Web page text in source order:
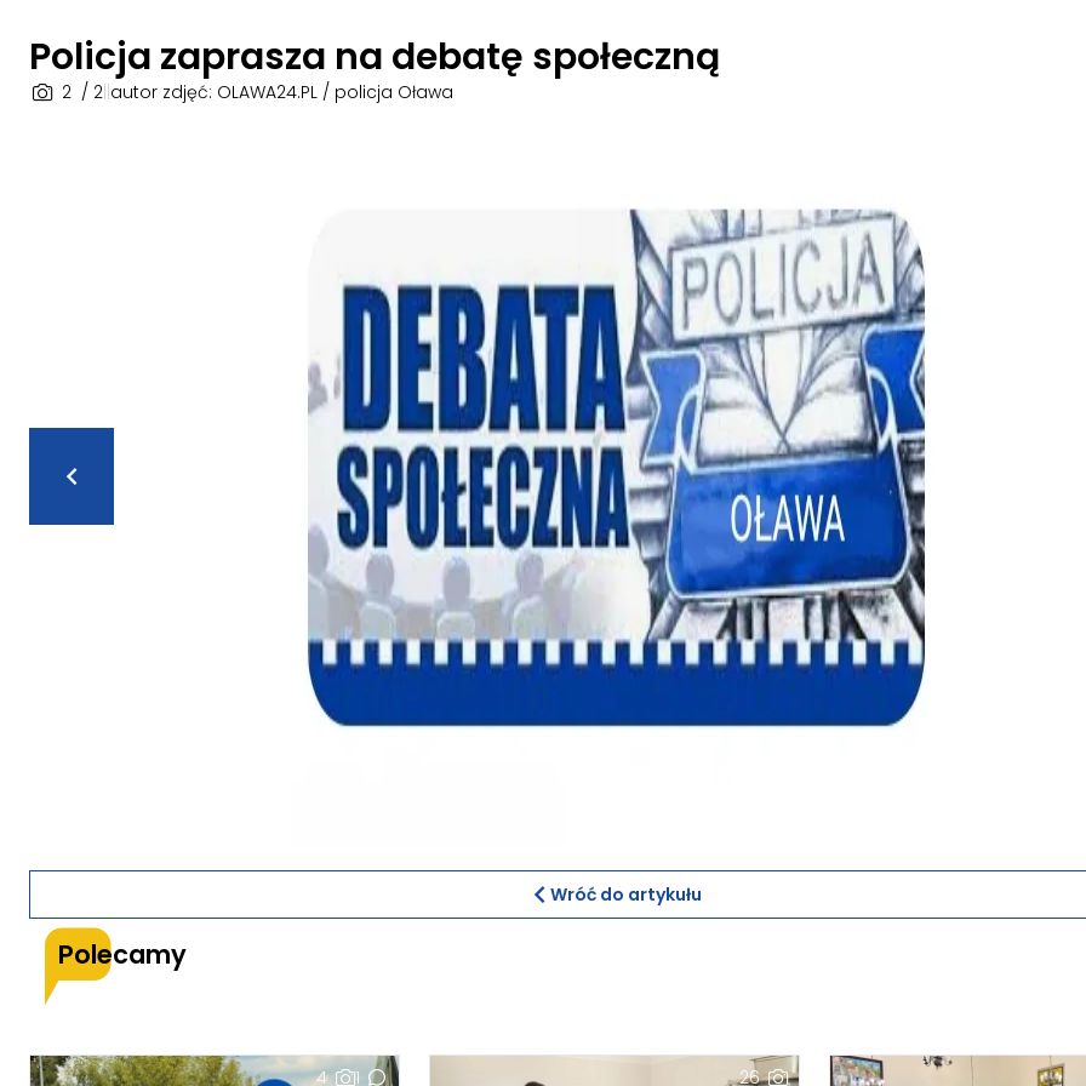
Policja zaprasza na debatę społeczną
2 / 2| autor zdjęć: OLAWA24.PL / policja Oława
Wróć do artykułu
Polecamy
4 1 26